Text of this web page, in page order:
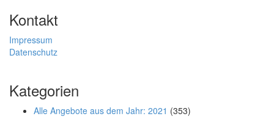
Kontakt
Impressum
Datenschutz
Kategorien
Alle Angebote aus dem Jahr: 2021 (353)